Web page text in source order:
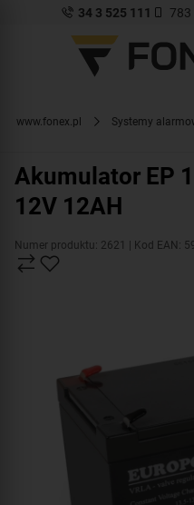
34 3 525 111 783
www.fonex.pl Systemy
Akumulator EP
12V 12AH
Numer produktu: 2621 | Kod EAN: